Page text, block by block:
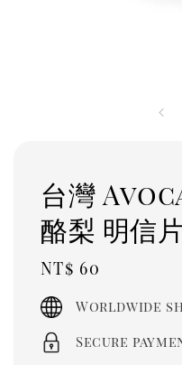
台灣
酪梨 明信
Regular
price
NT$ 60
Worldwide
Secure